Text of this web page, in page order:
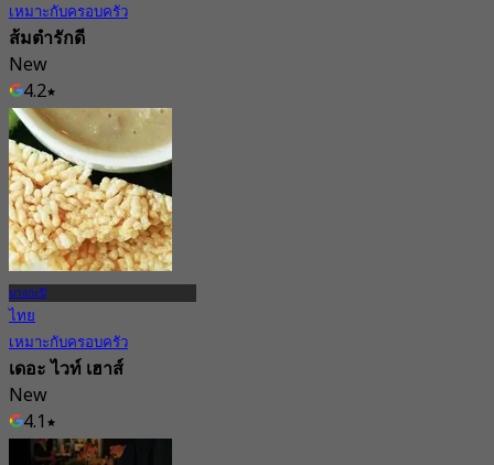
เหมาะกับครอบครัว
ส้มตำรักดี
New
4.2
จาก฿ 330
บางกะปิ
ไทย
เหมาะกับครอบครัว
เดอะ ไวท์ เฮาส์
New
4.1
จาก฿ 312.5